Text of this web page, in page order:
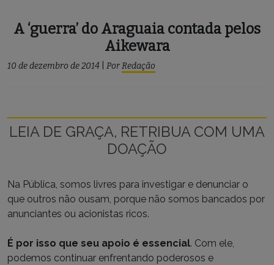
A ‘guerra’ do Araguaia contada pelos
Aikewara
10 de dezembro de 2014 PorRedação
LEIA DE GRAÇA, RETRIBUA COM UMA
DOAÇÃO
Na Pública, somos livres para investigar e denunciar o
que outros não ousam, porque não somos bancados por
anunciantes ou acionistas ricos.
É por isso que seu apoio é essencial. Com ele,
podemos continuar enfrentando poderosos e